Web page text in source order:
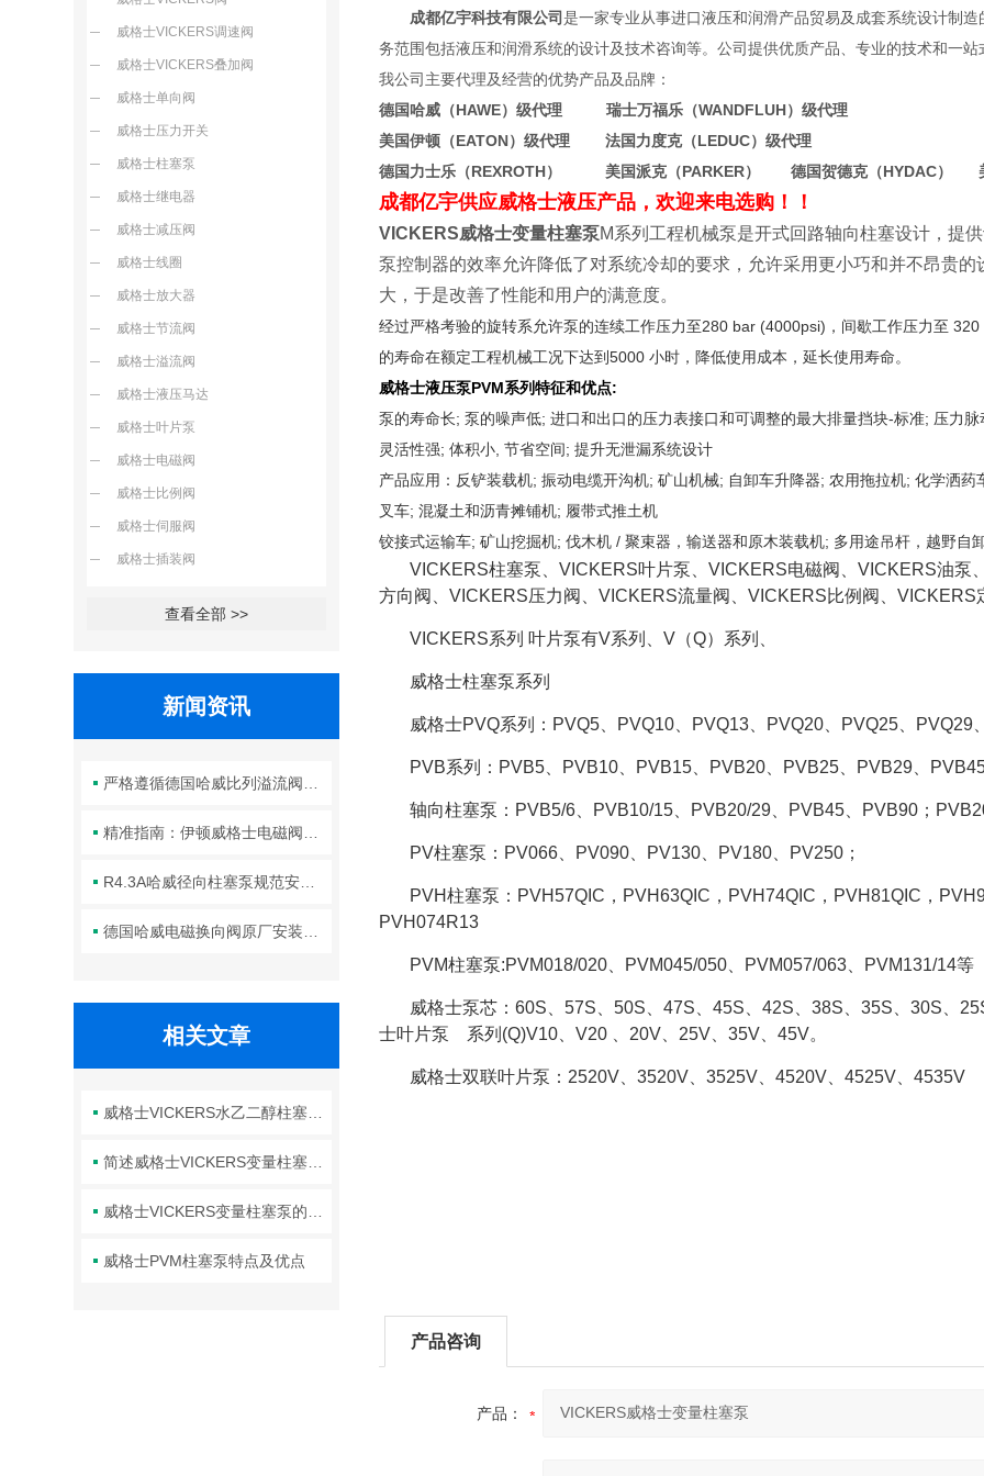
威格士VICKERS调速阀
威格士VICKERS叠加阀
威格士单向阀
威格士压力开关
威格士柱塞泵
威格士继电器
威格士减压阀
威格士线圈
威格士放大器
威格士节流阀
威格士溢流阀
威格士液压马达
威格士叶片泵
威格士电磁阀
威格士比例阀
威格士伺服阀
威格士插装阀
查看全部 >>
新闻资讯
相关文章
威格士PVM柱塞泵特点及优点
成都亿宇科技有限公司是一家专业从事进口液压和润滑产品贸易及成套系统设计制
务范围包括液压和润滑系统的设计及技术咨询等。公司提供优质产品、专业的技术和一
我公司主要代理及经营的优势产品及品牌：
德国哈威（HAWE）级代理 瑞士万福乐（WANDFLUH）级代理
美国伊顿（EATON）级代理 法国力度克（LEDUC）级代理
德国力士乐（REXROTH） 美国派克（PARKER） 德国贺德克（HYDAC）
成都亿宇供应威格士液压产品，欢迎来电选购！！
VICKERS威格士变量柱塞泵M系列工程机械泵是开式回路轴向柱塞设计，提
泵控制器的效率允许降低了对系统冷却的要求，允许采用更小巧和并不昂贵
大，于是改善了性能和用户的满意度。
经过严格考验的旋转系允许泵的连续工作压力至280 bar (4000psi)，间歇工作压力至
的寿命在额定工程机械工况下达到5000 小时，降低使用成本，延长使用寿命。
威格士液压泵PVM系列特征和优点:
泵的寿命长; 泵的噪声低; 进口和出口的压力表接口和可调整的最大排量挡块-标准; 压力
灵活性强; 体积小, 节省空间; 提升无泄漏系统设计
产品应用：反铲装载机; 振动电缆开沟机; 矿山机械; 自卸车升降器; 农用拖拉机; 化学洒
叉车; 混凝土和沥青摊铺机; 履带式推土机
铰接式运输车; 矿山挖掘机; 伐木机 / 聚束器，输送器和原木装载机; 多用途吊杆，越野自
VICKERS柱塞泵、VICKERS叶片泵、VICKERS电磁阀、VICKERS油
方向阀、VICKERS压力阀、VICKERS流量阀、VICKERS比例阀、
VICKERS系列 叶片泵有V系列、V（Q）系列、
威格士柱塞泵系列
威格士PVQ系列：PVQ5、PVQ10、PVQ13、PVQ20、PVQ25、
PVB系列：PVB5、PVB10、PVB15、PVB20、PVB25、PVB29、
轴向柱塞泵：PVB5/6、PVB10/15、PVB20/29、PVB45、PVB90；
PV柱塞泵：PV066、PV090、PV130、PV180、PV250；
PVH柱塞泵：PVH57QIC，PVH63QIC，PVH74QIC，PVH81QIC，
PVH074R13
PVM柱塞泵:PVM018/020、PVM045/050、PVM057/063、PVM131/14等
威格士泵芯：60S、57S、50S、47S、45S、42S、38S、35S、30S、
士叶片泵 系列(Q)V10、V20 、20V、25V、35V、45V。
威格士双联叶片泵：2520V、3520V、3525V、4520V、4525V、4535V
产品咨询
产品：